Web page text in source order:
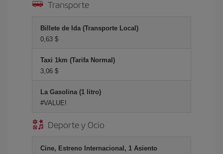
Transporte
Billete de Ida (Transporte Local)
0,63 $
Taxi 1km (Tarifa Normal)
3,06 $
La Gasolina (1 litro)
#VALUE!
Deporte y Ocio
Cine, Estreno Internacional, 1 Asiento